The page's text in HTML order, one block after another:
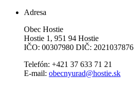
Adresa
Obec Hostie
Hostie 1, 951 94 Hostie
IČO: 00307980 DIČ: 2021037876
Telefón: +421 37 633 71 21
E-mail: obecnyurad@hostie.sk